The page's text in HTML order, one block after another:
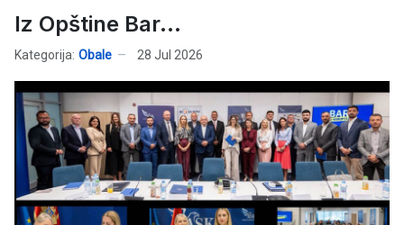
Iz Opštine Bar...
Kategorija: Obale 28 Jul 2026